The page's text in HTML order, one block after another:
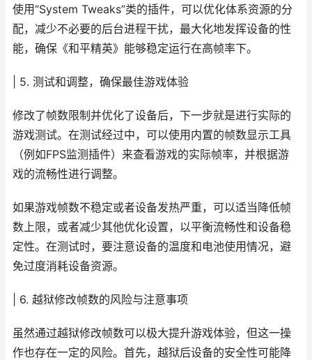
使用“System Tweaks”类的插件，可以优化体系资源的分
配，减少不必要的后台进程干扰，最大化地发挥设备的性
能，确保《和平精英》能够稳定运行在高帧率下。
| 5. 测试和调整，确保最佳游戏体验
修改了帧数限制并优化了设备后，下一步就是进行实际的
游戏测试。在测试经过中，可以使用内置的帧数显示工具
（例如FPS监测插件）来查看游戏的实际帧率，并根据游
戏的流畅性进行调整。
如果游戏帧数不稳定或者设备发热严重，可以适当降低帧
数上限，或者减少其他优化设置，以平衡流畅性和设备稳
定性。在测试时，要注意设备的温度和电池使用情况，避
免过度消耗设备资源。
| 6. 越狱修改帧数的风险与注意事项
虽然通过越狱修改帧数可以极大提升游戏体验，但这一操
作也存在一定的风险。首先，越狱后设备的安全性可能降